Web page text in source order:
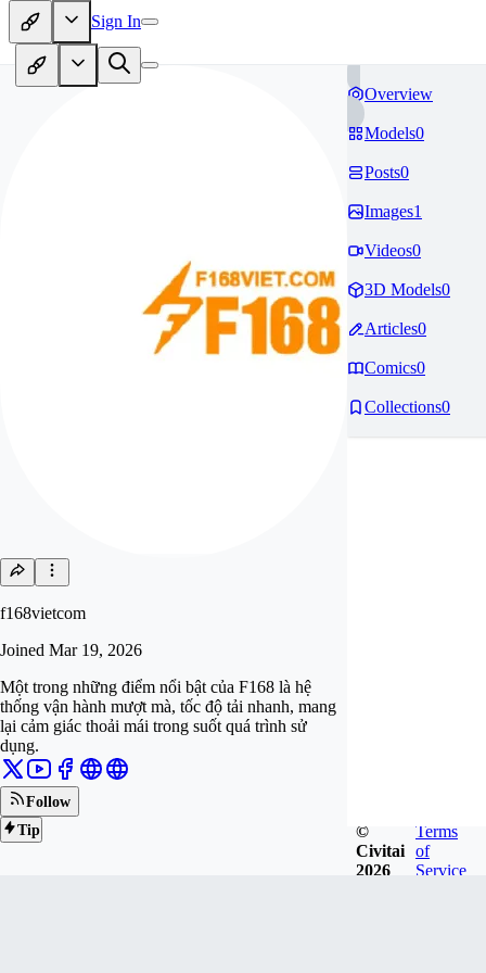
Sign In
f168vietcom
Joined Mar 19, 2026
Một trong những điểm nổi bật của F168 là hệ
thống vận hành mượt mà, tốc độ tải nhanh, mang
lại cảm giác thoải mái trong suốt quá trình sử
dụng.
Follow
Tip
Overview
Models0
Posts0
Images1
Videos0
3D Models0
Articles0
Comics0
Collections0
©
Civitai
2026
Terms
of
Service